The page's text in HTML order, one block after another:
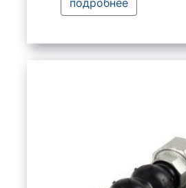
подробнее